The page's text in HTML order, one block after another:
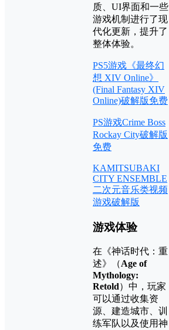
质、UI界面和一些
游戏机制进行了现
代化更新，提升了
整体体验。
PS5游戏《最终幻
想 XIV Online》
(Final Fantasy XIV
Online)破解版免费
PS游戏Crime Boss
Rockay City破解版
免费
KAMITSUBAKI
CITY ENSEMBLE
二次元音乐类视频
游戏破解版
游戏体验
在《神话时代：重
述》（Age of
Mythology:
Retold）中，玩家
可以通过收集资
源、建造城市、训
练军队以及使用神